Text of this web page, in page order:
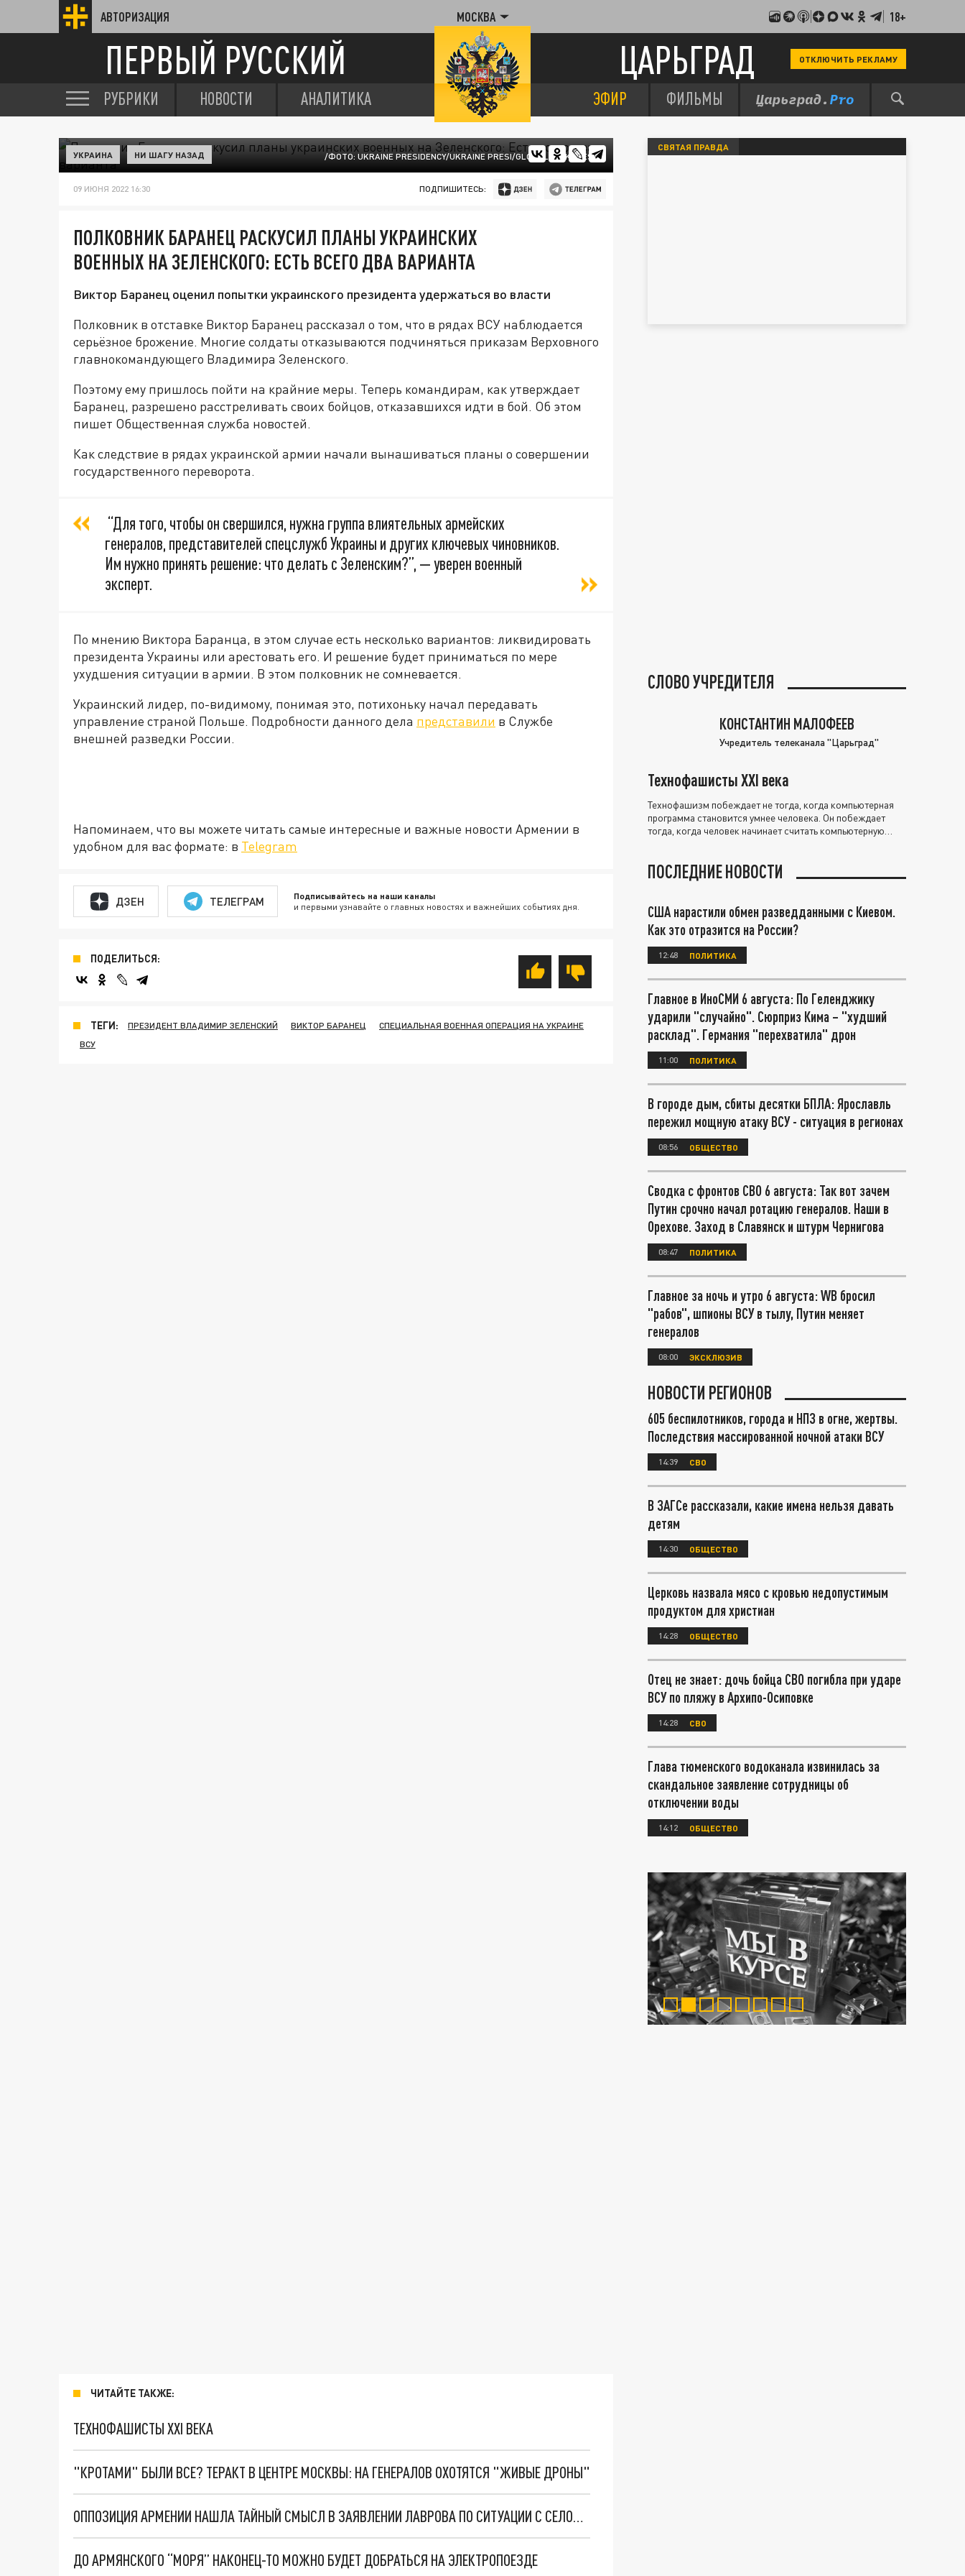
АВТОРИЗАЦИЯ МОСКВА 18+
ПЕРВЫЙ РУССКИЙ ЦАРЬГРАД ОТКЛЮЧИТЬ РЕКЛАМУ
РУБРИКИ НОВОСТИ АНАЛИТИКА ЭФИР ФИЛЬМЫ
/ФОТО: UKRAINE PRESIDENCY/UKRAINE PRESI/GLOBALLOOKPRESS
УКРАИНА НИ ШАГУ НАЗАД
09 ИЮНЯ 2022 16:30 ПОДПИШИТЕСЬ:
ПОЛКОВНИК БАРАНЕЦ РАСКУСИЛ ПЛАНЫ УКРАИНСКИХ
ВОЕННЫХ НА ЗЕЛЕНСКОГО: ЕСТЬ ВСЕГО ДВА ВАРИАНТА
Виктор Баранец оценил попытки украинского президента удержаться во власти
Полковник в отставке Виктор Баранец рассказал о том, что в рядах ВСУ наблюдается
серьёзное брожение. Многие солдаты отказываются подчиняться приказам Верховного
главнокомандующего Владимира Зеленского.
Поэтому ему пришлось пойти на крайние меры. Теперь командирам, как утверждает
Баранец, разрешено расстреливать своих бойцов, отказавшихся идти в бой. Об этом
пишет Общественная служба новостей.
Как следствие в рядах украинской армии начали вынашиваться планы о совершении
государственного переворота.
“Для того, чтобы он свершился, нужна группа влиятельных армейских
генералов, представителей спецслужб Украины и других ключевых чиновников.
Им нужно принять решение: что делать с Зеленским?”, — уверен военный
эксперт.
По мнению Виктора Баранца, в этом случае есть несколько вариантов: ликвидировать
президента Украины или арестовать его. И решение будет приниматься по мере
ухудшения ситуации в армии. В этом полковник не сомневается.
Украинский лидер, по-видимому, понимая это, потихоньку начал передавать
управление страной Польше. Подробности данного дела представили в Службе
внешней разведки России.
Напоминаем, что вы можете читать самые интересные и важные новости Армении в
удобном для вас формате: в Telegram
ДЗЕН ТЕЛЕГРАМ Подписывайтесь на наши каналы
и первыми узнавайте о главных новостях и важнейших событиях дня.
ПОДЕЛИТЬСЯ:
ТЕГИ: ПРЕЗИДЕНТ ВЛАДИМИР ЗЕЛЕНСКИЙ ВИКТОР БАРАНЕЦ
СПЕЦИАЛЬНАЯ ВОЕННАЯ ОПЕРАЦИЯ НА УКРАИНЕ
ВСУ
ЧИТАЙТЕ ТАКЖЕ:
ТЕХНОФАШИСТЫ XXI ВЕКА
"КРОТАМИ" БЫЛИ ВСЕ? ТЕРАКТ В ЦЕНТРЕ МОСКВЫ: НА ГЕНЕРАЛОВ ОХОТЯТСЯ "ЖИВЫЕ ДРОНЫ"
ОППОЗИЦИЯ АРМЕНИИ НАШЛА ТАЙНЫЙ СМЫСЛ В ЗАЯВЛЕНИИ ЛАВРОВА ПО СИТУАЦИИ С СЕЛОМ ПАРУХ
ДО АРМЯНСКОГО “МОРЯ” НАКОНЕЦ-ТО МОЖНО БУДЕТ ДОБРАТЬСЯ НА ЭЛЕКТРОПОЕЗДЕ
СВЯТАЯ ПРАВДА
СЛОВО УЧРЕДИТЕЛЯ
КОНСТАНТИН МАЛОФЕЕВ
Учредитель телеканала "Царьград"
Технофашисты XXI века
Технофашизм побеждает не тогда, когда компьютерная
программа становится умнее человека. Он побеждает
тогда, когда человек начинает считать компьютерную
ПОСЛЕДНИЕ НОВОСТИ
США нарастили обмен разведданными с Киевом.
Как это отразится на России?
12:48 ПОЛИТИКА
Главное в ИноСМИ 6 августа: По Геленджику
ударили "случайно". Сюрприз Кима – "худший
расклад". Германия "перехватила" дрон
11:00 ПОЛИТИКА
В городе дым, сбиты десятки БПЛА: Ярославль
пережил мощную атаку ВСУ - ситуация в регионах
08:56 ОБЩЕСТВО
Сводка с фронтов СВО 6 августа: Так вот зачем
Путин срочно начал ротацию генералов. Наши в
Орехове. Заход в Славянск и штурм Чернигова
08:47 ПОЛИТИКА
Главное за ночь и утро 6 августа: WB бросил
"рабов", шпионы ВСУ в тылу, Путин меняет
генералов
08:00 ЭКСКЛЮЗИВ
НОВОСТИ РЕГИОНОВ
605 беспилотников, города и НПЗ в огне, жертвы.
Последствия массированной ночной атаки ВСУ
14:39 СВО
В ЗАГСе рассказали, какие имена нельзя давать
детям
14:30 ОБЩЕСТВО
Церковь назвала мясо с кровью недопустимым
продуктом для христиан
14:28 ОБЩЕСТВО
Отец не знает: дочь бойца СВО погибла при ударе
ВСУ по пляжу в Архипо-Осиповке
14:28 СВО
Глава тюменского водоканала извинилась за
скандальное заявление сотрудницы об
отключении воды
14:12 ОБЩЕСТВО